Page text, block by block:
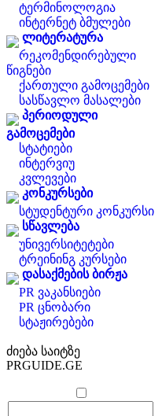
ტერმინოლოგია
ინტერნეტ ბმულები
ლიტერატურა
რეკომენდირებული
წიგნები
ქართული გამოცემები
სასწავლო მასალები
პერიოდული
გამოცემები
სტატიები
ინტერვიუ
კვლევები
კონკურსები
სტუდენტური კონკურსი
სწავლება
უნივერსიტეტები
ტრეინინგ კურსები
დასაქმების ბირჟა
PR ვაკანსიები
PR ცნობარი
სტაჟირებები
ძიება საიტზე
PRGUIDE.GE